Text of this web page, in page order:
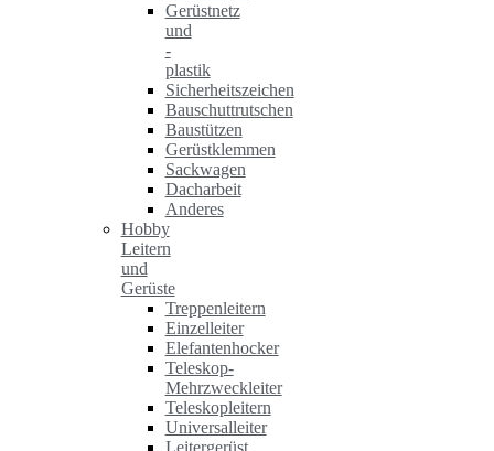
Gerüstnetz
und
-
plastik
Sicherheitszeichen
Bauschuttrutschen
Baustützen
Gerüstklemmen
Sackwagen
Dacharbeit
Anderes
Hobby
Leitern
und
Gerüste
Treppenleitern
Einzelleiter
Elefantenhocker
Teleskop-
Mehrzweckleiter
Teleskopleitern
Universalleiter
Leitergerüst